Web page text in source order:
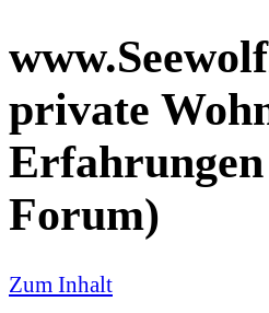
private
Forum)
Zum Inhalt